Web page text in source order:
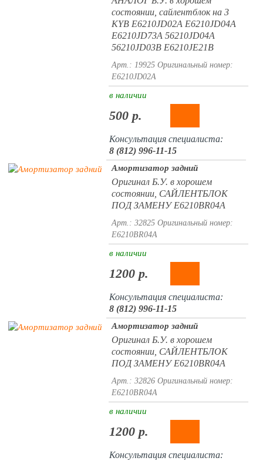
состоянии, сайлентблок на 3
KYB E6210JD02A E6210JD04A
E6210JD73A 56210JD04A
56210JD03B E6210JE21B
Арт.: 19925 Оригинальный номер:
E6210JD02A
в наличии
500 р.
Консультация специалиста:
8 (812) 996-11-15
Амортизатор задний
Оригинал Б.У. в хорошем
состоянии, САЙЛЕНТБЛОК
ПОД ЗАМЕНУ E6210BR04A
Арт.: 32825 Оригинальный номер:
E6210BR04A
в наличии
1200 р.
Консультация специалиста:
8 (812) 996-11-15
Амортизатор задний
Оригинал Б.У. в хорошем
состоянии, САЙЛЕНТБЛОК
ПОД ЗАМЕНУ E6210BR04A
Арт.: 32826 Оригинальный номер:
E6210BR04A
в наличии
1200 р.
Консультация специалиста: